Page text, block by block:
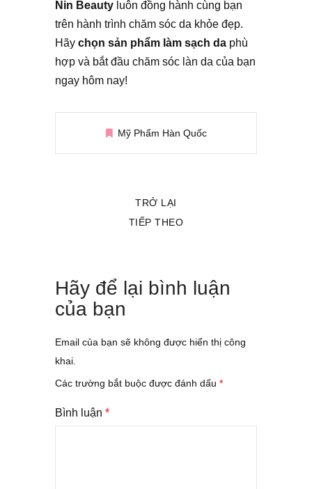
Nin Beauty luôn đồng hành cùng bạn
trên hành trình chăm sóc da khỏe đẹp.
Hãy chọn sản phẩm làm sạch da phù
hợp và bắt đầu chăm sóc làn da của bạn
ngay hôm nay!
Mỹ Phẩm Hàn Quốc
TRỞ LẠI
TIẾP THEO
Hãy để lại bình luận
của bạn
Email của bạn sẽ không được hiển thị công
khai.
Các trường bắt buộc được đánh dấu *
Bình luận *